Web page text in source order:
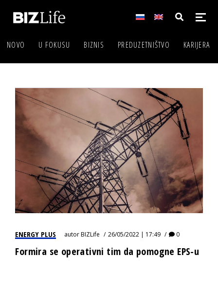
NOVO U FOKUSU BIZNIS PREDUZETNIŠTVO KARIJERA
ENERGY PLUS autorBIZLife 26/05/2022 | 17:49 0
Formira se operativni tim da pomogne EPS-u